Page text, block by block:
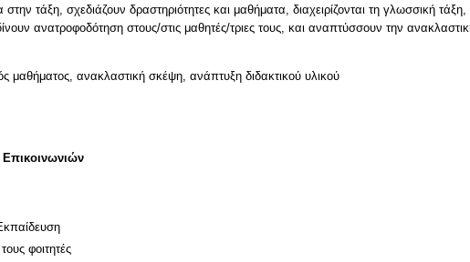
στην τάξη, σχεδιάζουν δραστηριότητες και μαθήματα, διαχειρίζονται τη γλωσσική
μαθήματος, ανακλαστική σκέψη, ανάπτυξη διδακτικού υλικού
φοιτητές